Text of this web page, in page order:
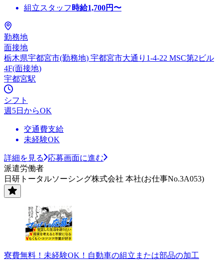
組立スタッフ 時給1,700円〜
勤務地
面接地
栃木県宇都宮市(勤務地) 宇都宮市大通り1-4-22 MSC第2ビル
4F(面接地)
宇都宮駅
シフト
週5日からOK
交通費支給
未経験OK
詳細を見る
応募画面に進む
派遣労働者
日研トータルソーシング株式会社 本社(お仕事No.3A053)
寮費無料！未経験OK！自動車の組立または部品の加工